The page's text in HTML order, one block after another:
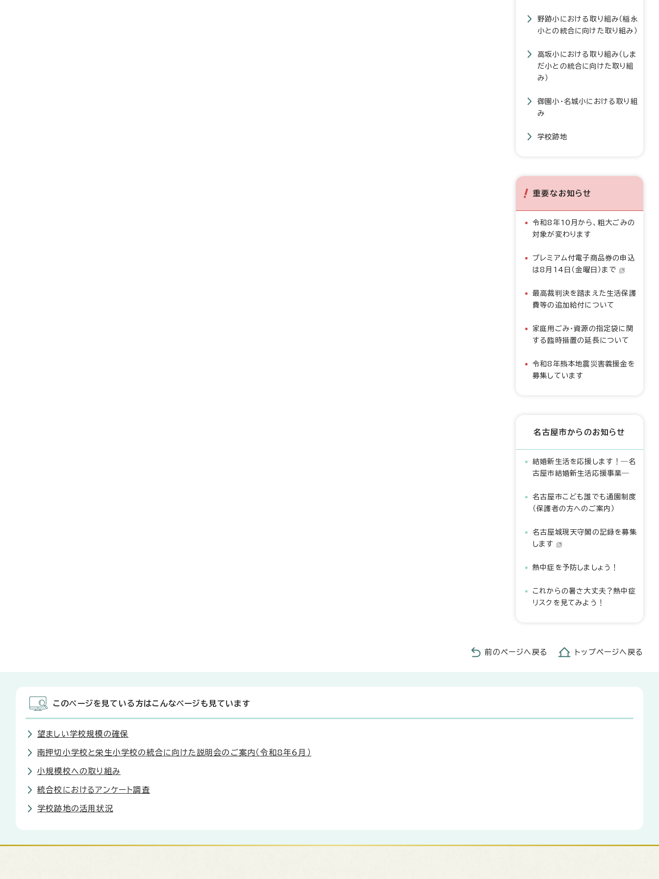
野跡小における取り組み（稲永
小との統合に向けた取り組み）
高坂小における取り組み（しま
だ小との統合に向けた取り組
み）
御園小・名城小における取り組
み
学校跡地
重要なお知らせ
令和8年10月から、粗大ごみの
対象が変わります
プレミアム付電子商品券の申込
は8月14日（金曜日）まで
最高裁判決を踏まえた生活保護
費等の追加給付について
家庭用ごみ・資源の指定袋に関
する臨時措置の延長について
令和8年熊本地震災害義援金を
募集しています
名古屋市からのお知らせ
結婚新生活を応援します！―名
古屋市結婚新生活応援事業―
名古屋市こども誰でも通園制度
（保護者の方へのご案内）
名古屋城現天守閣の記録を募集
します
熱中症を予防しましょう！
これからの暑さ大丈夫？熱中症
リスクを見てみよう！
前のページへ戻る トップページへ戻る
このページを見ている方はこんなページも見ています
望ましい学校規模の確保
南押切小学校と栄生小学校の統合に向けた説明会のご案内（令和8年6月）
小規模校への取り組み
統合校におけるアンケート調査
学校跡地の活用状況